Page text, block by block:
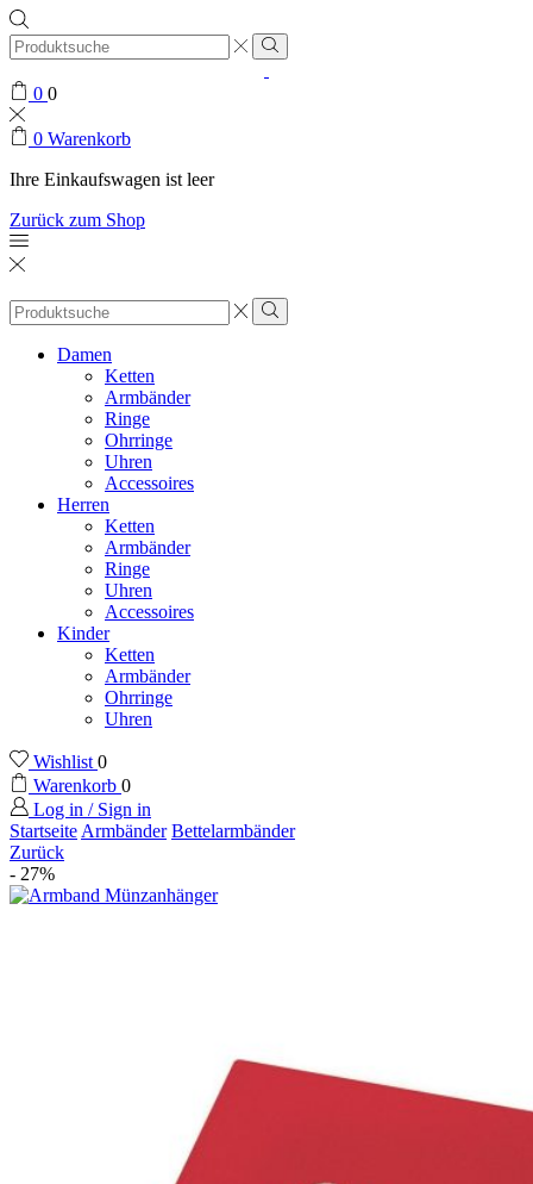
Search
input
0 0
0 Warenkorb
Ihre Einkaufswagen ist leer
Zurück zum Shop
Search
input
Damen
Ketten
Armbänder
Ringe
Ohrringe
Uhren
Accessoires
Herren
Ketten
Armbänder
Ringe
Uhren
Accessoires
Kinder
Ketten
Armbänder
Ohrringe
Uhren
Wishlist 0
Warenkorb 0
Log in / Sign in
Startseite Armbänder Bettelarmbänder
Zurück
- 27%